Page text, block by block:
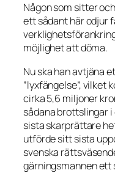
Någon som sitter
ett sådant här odjur
möjlighet att döma.
Nu ska han avtjäna
”lyxfängelse”, vilket
cirka 5,6 miljoner
sådana brottslingar
sista skarprättare
utförde sitt sista
svenska
gärningsmannen ett